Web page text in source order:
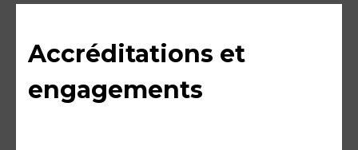
Accréditations et
engagements